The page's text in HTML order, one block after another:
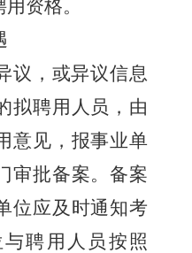
资格。
议，或异议信息
拟聘用人员，由
意见，报事业单
审批备案。备案
位应及时通知考
聘用人员按照